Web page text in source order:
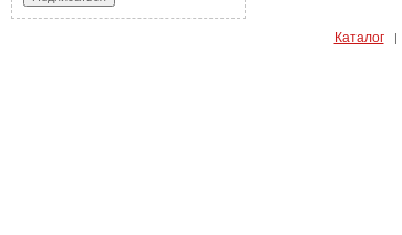
Каталог|